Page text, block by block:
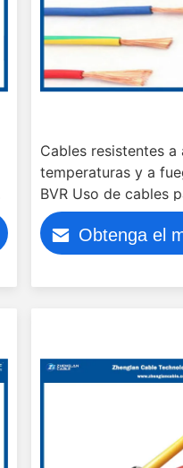
Cables resistentes a
temperaturas y a
BVR Uso de cables
o edificios
Obtenga el